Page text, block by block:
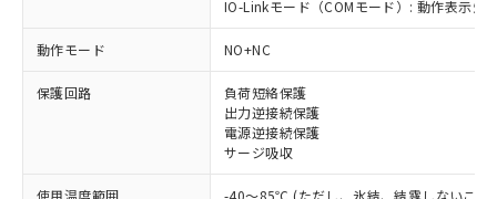
IO-Linkモード（COMモード）: 動作表示
動作モード NO+NC
保護回路
負荷短絡保護
出力逆接続保護
電源逆接続保護
サージ吸収
使用温度範囲 -40～85℃ (ただし、氷結、結露しないこと)
ご利用条件
対応済み：EU RoHS指令（10物質）の
非含有に対応した製品が提供可能な商品で
対応予定：EU RoHS指令（10物質）の非含
有に対応した製品に切り替える予定のある